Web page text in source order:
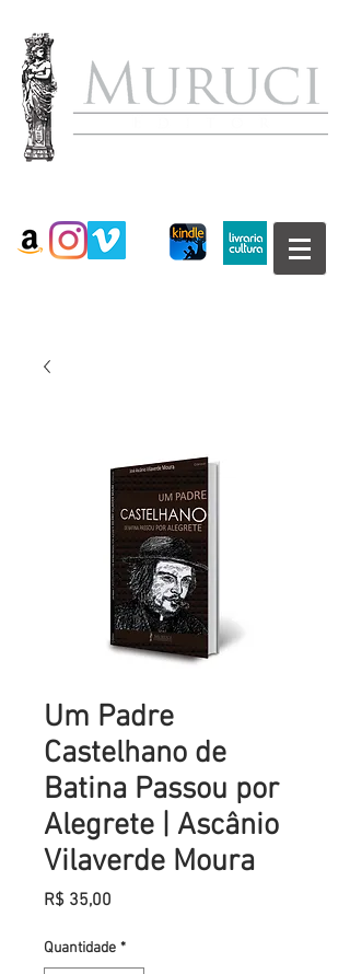
Um Padre
Castelhano de
Batina Passou por
Alegrete | Ascânio
Vilaverde Moura
R$ 35,00
Quantidade *